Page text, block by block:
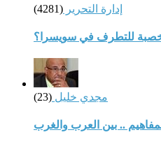
إدارة التحرير (4281)
خصبة للتطرف في سويسرا؟
مجدي خليل (23)
.. بين العرب والغرب